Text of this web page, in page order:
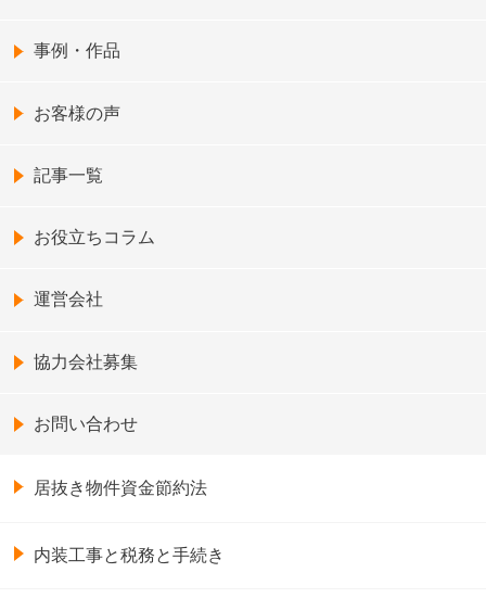
事例・作品
お客様の声
記事一覧
お役立ちコラム
運営会社
協力会社募集
お問い合わせ
居抜き物件資金節約法
内装工事と税務と手続き